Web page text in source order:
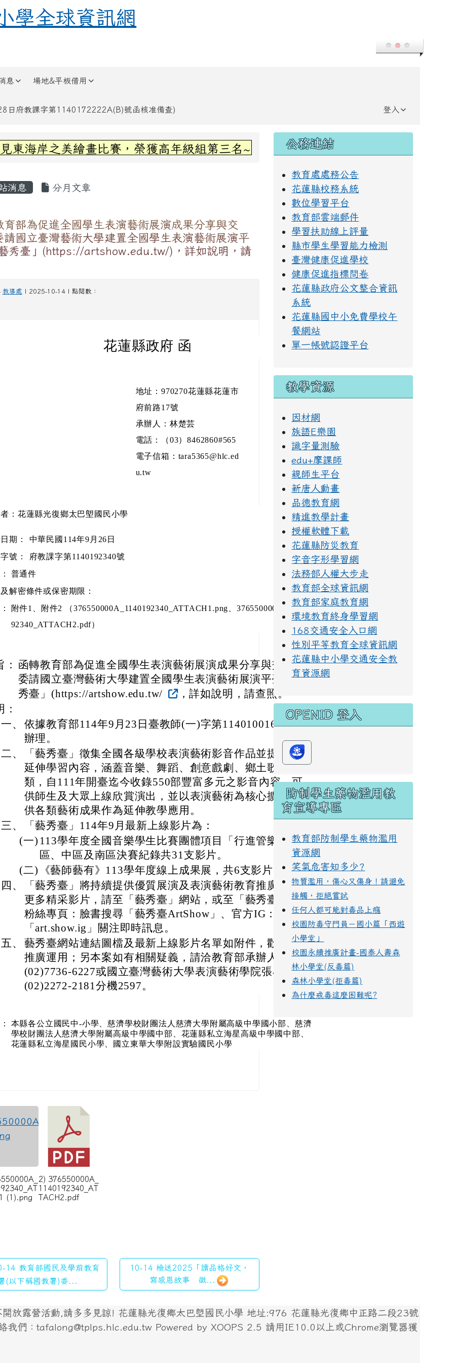
球資訊網
學全球資訊網
息 場地&平板借用
日府教課字第1140172222A(B)號函核准備查) 登入
域內容
岸之美繪畫比賽，榮獲高年級組第三名~感謝丞左老師指導~
區域
消息 分月文章
育部為促進全國學生表演藝術展演成果分享與交
請國立臺灣藝術大學建置全國學生表演藝術展演平
秀臺」(https://artshow.edu.tw/)，詳如說明，請
教導處 | 2025-10-14 | 點閱數：
花蓮縣政府 函
地址：970270花蓮縣花蓮市
府前路17號
承辦人：林楚芸
電話：（03）8462860#565
電子信箱：tara5365@hlc.ed
u.tw
：花蓮縣光復鄉太巴塱國民小學
期：
中華民國114年9月26日
號：
府教課字第1140192340號
普通件
解密條件或保密期限：
附件1、附件2 （376550000A_1140192340_ATTACH1.png、376550000A_11401
92340_ATTACH2.pdf）
： 函轉教育部為促進全國學生表演藝術展演成果分享與交流，
委請國立臺灣藝術大學建置全國學生表演藝術展演平臺-「藝
秀臺」(https://artshow.edu.tw/
，詳如說明，請查照。
：
一、
依據教育部114年9月23日臺教師(一)字第1140100160號函
辦理。
二、
「藝秀臺」徵集全國各級學校表演藝術影音作品並提供相關
延伸學習內容，涵蓋音樂、舞蹈、創意戲劇、鄉土歌謠四大
類，自111年開臺迄今收錄550部豐富多元之影音內容，可
供師生及大眾上線欣賞演出，並以表演藝術為核心擴展，提
供各類藝術成果作為延伸教學應用。
三、
「藝秀臺」114年9月最新上線影片為：
(一) 113學年度全國音樂學生比賽團體項目「行進管樂」北
區、中區及南區決賽紀錄共31支影片。
(二)
《藝師藝有》113學年度線上成果展，共6支影片。
四、
「藝秀臺」將持續提供優質展演及表演藝術教育推廣內容，
更多精采影片，請至「藝秀臺」網站，或至「藝秀臺」臉書
粉絲專頁：臉書搜尋「藝秀臺ArtShow」、官方IG：搜尋
「art.show.ig」關注即時訊息。
五、
藝秀臺網站連結圖檔及最新上線影片名單如附件，歡迎多加
推廣運用；另本案如有相關疑義，請洽教育部承辦人陳小姐
(02)7736-6227或國立臺灣藝術大學表演藝術學院張小姐：
(02)2272-2181分機2597。
本縣各公立國民中-小學、慈濟學校財團法人慈濟大學附屬高級中學國小部、慈濟
學校財團法人慈濟大學附屬高級中學國中部、花蓮縣私立海星高級中學國中部、
花蓮縣私立海星國民小學、國立東華大學附設實驗國民小學
(1).png
2) 376550000A_
1140192340_AT
TACH2.pdf
14 教育部國民及學前教育
(以下稱國教署)委...
10-14 檢送2025「讀品格好文，
寫感恩故事 徵...
右邊區域內容
公務連結
教育處處務公告
花蓮縣校務系統
數位學習平台
教育部雲端郵件
學習扶助線上評量
縣市學生學習能力檢測
臺灣健康促進學校
健康促進指標問卷
花蓮縣政府公文整合資訊
系統
花蓮縣國中小免費學校午
餐網站
單一帳號認證平台
教學資源
因材網
族語E樂園
識字量測驗
edu+摩課師
親師生平台
新唐人動畫
品德教育網
精進教學計畫
授權軟體下載
花蓮縣防災教育
字音字形學習網
法務部人權大步走
教育部全球資訊網
教育部家庭教育網
環境教育終身學習網
168交通安全入口網
性別平等教育全球資訊網
花蓮縣中小學交通安全教
育資源網
OPENID 登入
防制學生藥物濫用教
育宣導專區
教育部防制學生藥物濫用
資源網
笑氣危害知多少?
物質濫用，傷心又傷身！請避免
接觸，拒絕嘗試
任何人都可能對毒品上癮
校園防毒守門員－國小篇「西遊
小學堂」
校園永續推廣計畫-國泰人壽森
林小學堂(反毒篇)
森林小學堂(拒毒篇)
為什麼戒毒這麼困難呢?
放露營活動,請多多見諒! 花蓮縣光復鄉太巴塱國民小學 地址:976 花蓮縣光復鄉中正路二段23號
們：tafalong@tplps.hlc.edu.tw Powered by XOOPS 2.5 請用IE10.0以上或Chrome瀏覽器獲